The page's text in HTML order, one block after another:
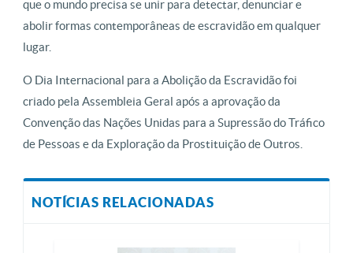
que o mundo precisa se unir para detectar, denunciar e
abolir formas contemporâneas de escravidão em qualquer
lugar.
O Dia Internacional para a Abolição da Escravidão foi
criado pela Assembleia Geral após a aprovação da
Convenção das Nações Unidas para a Supressão do Tráfico
de Pessoas e da Exploração da Prostituição de Outros.
NOTÍCIAS RELACIONADAS